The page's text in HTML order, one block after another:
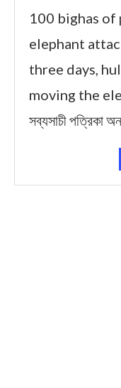
100 bighas of
elephant
three days,
moving the
সব্যসাচী পত্রিকা